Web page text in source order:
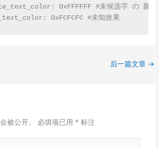
0xFFFFFF #未候选字 の 颜色
0xFCFCFC #未知效果
后一篇文章 →
被公开。 必填项已用 * 标注